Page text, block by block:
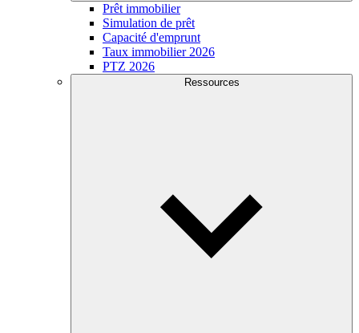
Prêt immobilier
Simulation de prêt
Capacité d'emprunt
Taux immobilier 2026
PTZ 2026
Ressources